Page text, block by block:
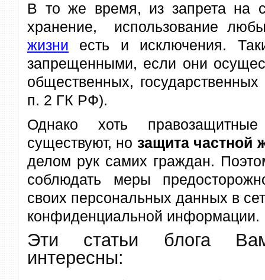
В то же время, из запрета на
хранение, использование
жизни есть и исключения.
запрещенными, если они
общественных,
п. 2 ГК РФ).
Однако хоть
существуют, но защита частной
делом рук самих граждан.
соблюдать меры
своих персональных данных в
конфиденциальной информации.
Эти статьи блога
интересны: